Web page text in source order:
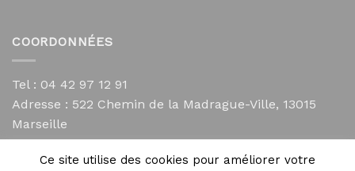
COORDONNÉES
Tel : 04 42 97 12 91
Adresse : 522 Chemin de la Madrague-Ville, 13015
Marseille
contact@mycailloux.com
Mentions légales
Ce site utilise des cookies pour améliorer votre